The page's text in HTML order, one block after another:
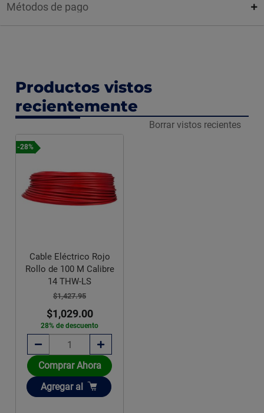
Métodos de pago
Productos vistos
recientemente
Borrar vistos recientes
-28%
Cable Eléctrico Rojo
Rollo de 100 M Calibre
14 THW-LS
$1,427.95
$1,029.00
28% de descuento
Comprar Ahora
Añadir
Agregar al